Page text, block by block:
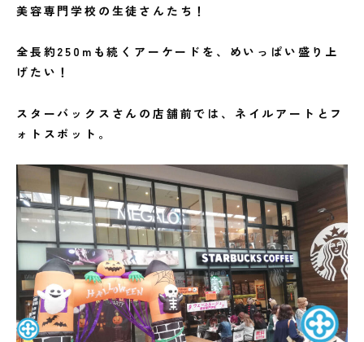
美容専門学校の生徒さんたち！
全長約250mも続くアーケードを、めいっぱい盛り上
げたい！
スターバックスさんの店舗前では、ネイルアートとフ
ォトスポット。